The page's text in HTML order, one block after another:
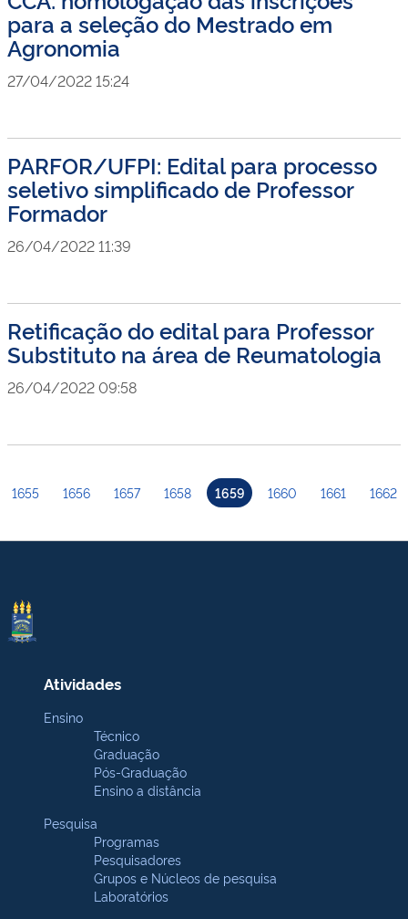
para a seleção do Mestrado em
Agronomia
27/04/2022 15:24
PARFOR/UFPI: Edital para processo
seletivo simplificado de Professor
Formador
26/04/2022 11:39
Retificação do edital para Professor
Substituto na área de Reumatologia
26/04/2022 09:58
1655 1656 1657 1658 1659 1660 1661 1662
Atividades
Ensino
Técnico
Graduação
Pós-Graduação
Ensino a distância
Pesquisa
Programas
Pesquisadores
Grupos e Núcleos de pesquisa
Laboratórios